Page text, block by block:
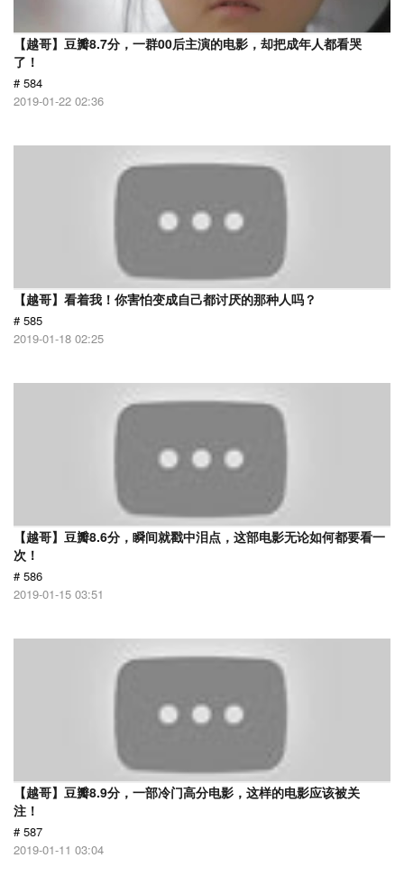
【越哥】豆瓣8.7分，一群00后主演的电影，却把成年人都看哭
了！
# 584
2019-01-22 02:36
【越哥】看着我！你害怕变成自己都讨厌的那种人吗？
# 585
2019-01-18 02:25
【越哥】豆瓣8.6分，瞬间就戳中泪点，这部电影无论如何都要看一
次！
# 586
2019-01-15 03:51
【越哥】豆瓣8.9分，一部冷门高分电影，这样的电影应该被关
注！
# 587
2019-01-11 03:04